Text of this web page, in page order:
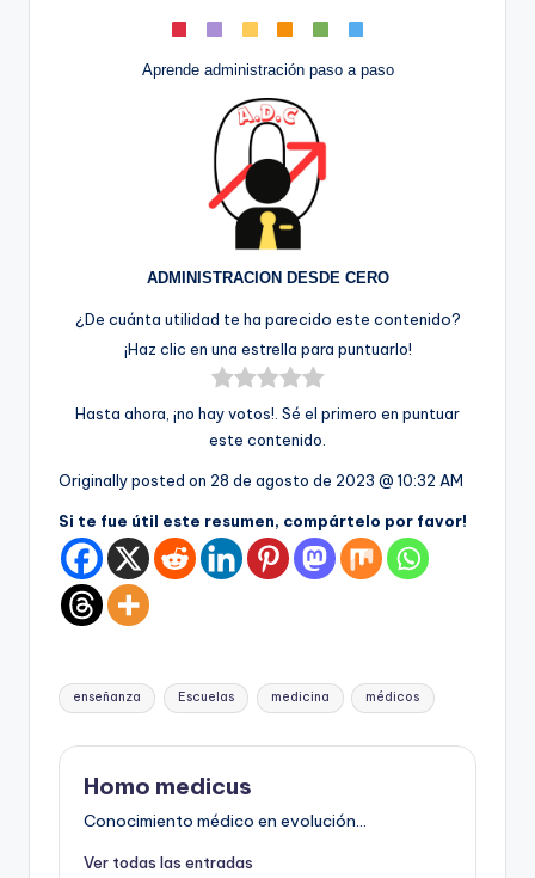
Aprende administración paso a paso
ADMINISTRACION DESDE CERO
¿De cuánta utilidad te ha parecido este contenido?
¡Haz clic en una estrella para puntuarlo!
Hasta ahora, ¡no hay votos!. Sé el primero en puntuar
este contenido.
Originally posted on 28 de agosto de 2023 @ 10:32 AM
Si te fue útil este resumen, compártelo por favor!
Etiquetas:
enseñanza Escuelas medicina médicos
Homo medicus
Conocimiento médico en evolución...
Ver todas las entradas